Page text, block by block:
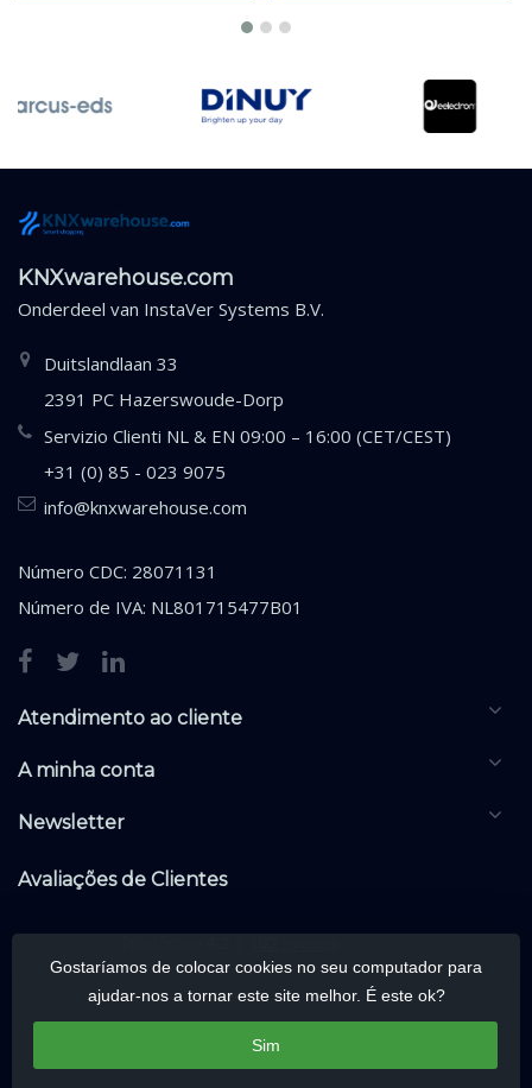
KNXwarehouse.com
Onderdeel van InstaVer Systems B.V.
Duitslandlaan 33
2391 PC Hazerswoude-Dorp
Servizio Clienti NL & EN 09:00 – 16:00 (CET/CEST)
+31 (0) 85 - 023 9075
info@knxwarehouse.com
Número CDC: 28071131
Número de IVA: NL801715477B01
Atendimento ao cliente
A minha conta
Newsletter
Avaliações de Clientes
Gostaríamos de colocar cookies no seu computador para
ajudar-nos a tornar este site melhor. É este ok?
Sim